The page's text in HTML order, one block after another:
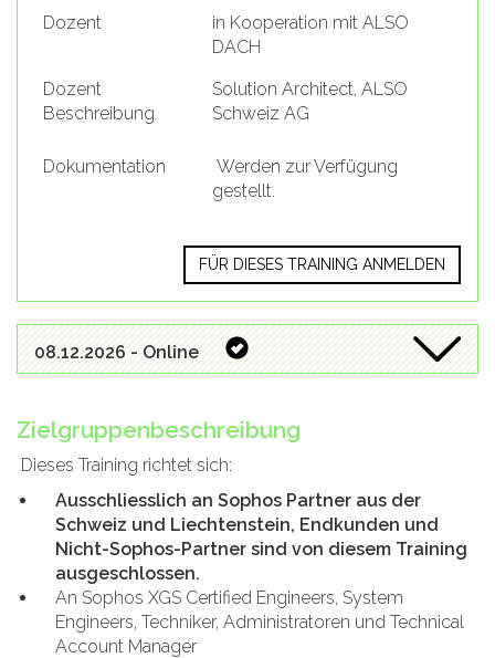
Dozent
in Kooperation mit ALSO
DACH
Dozent
Beschreibung
Solution Architect, ALSO
Schweiz AG
Dokumentation
Werden zur Verfügung
gestellt.
FÜR DIESES TRAINING ANMELDEN
08.12.2026 - Online
Zielgruppenbeschreibung
Dieses Training richtet sich:
Ausschliesslich an Sophos Partner aus der
Schweiz und Liechtenstein, Endkunden und
Nicht-Sophos-Partner sind von diesem Training
ausgeschlossen.
An Sophos XGS Certified Engineers, System
Engineers, Techniker, Administratoren und Technical
Account Manager